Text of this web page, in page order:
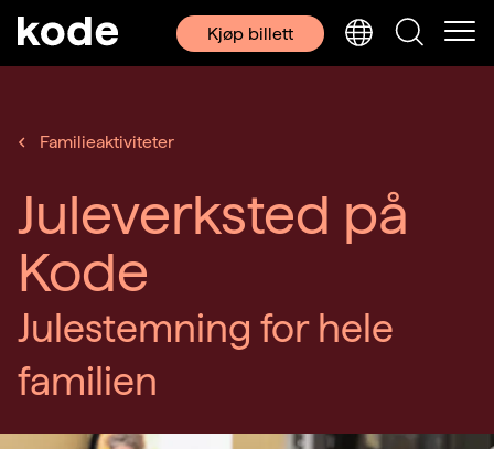
Kjøp billett
Familieaktiviteter
Juleverksted på
Kode
Julestemning for hele
familien